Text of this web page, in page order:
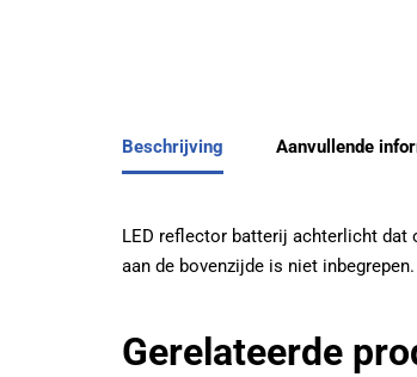
Beschrijving Aanvullende
LED reflector batterij achterlicht dat
aan de bovenzijde is niet
Gerelateerde